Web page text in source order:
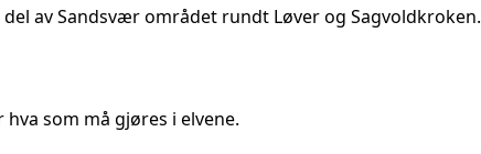
av Sandsvær området rundt Løver og Sagvoldkroken.
som må gjøres i elvene.